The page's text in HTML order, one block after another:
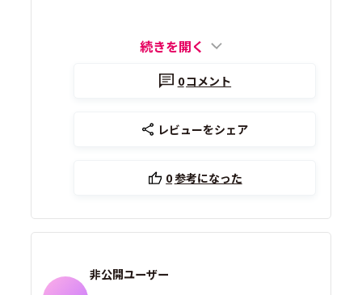
続きを開く
0コメント
レビューをシェア
0参考になった
非公開ユーザー